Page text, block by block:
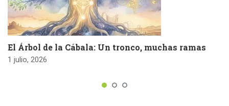
El Árbol de la Cábala: Un tronco, muchas ramas
1 julio, 2026